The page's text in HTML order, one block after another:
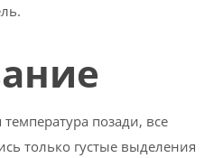
позади, все
только густые выделения